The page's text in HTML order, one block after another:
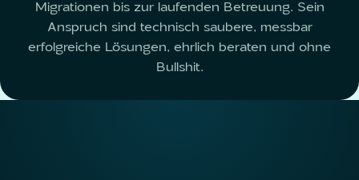
Migrationen bis zur laufenden Betreuung. Sein
Anspruch sind technisch saubere, messbar
erfolgreiche Lösungen, ehrlich beraten und ohne
Bullshit.